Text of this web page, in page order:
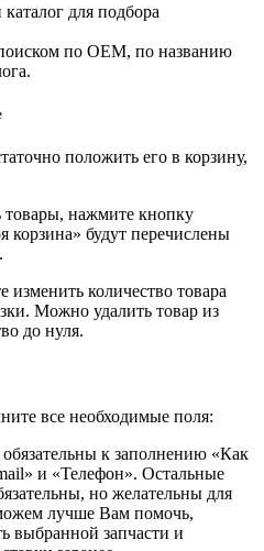
для подбора
по ОЕМ, по названию
положить его в корзину,
нажмите кнопку
будут перечислены
количество товара
Можно удалить товар из
до нуля.
все необходимые поля:
обязательны к заполнению «Как
и «Телефон». Остальные
но желательны для
лучше Вам помочь,
выбранной запчасти и